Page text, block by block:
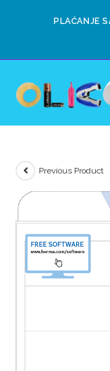
PLAĆANJE
Previous Product